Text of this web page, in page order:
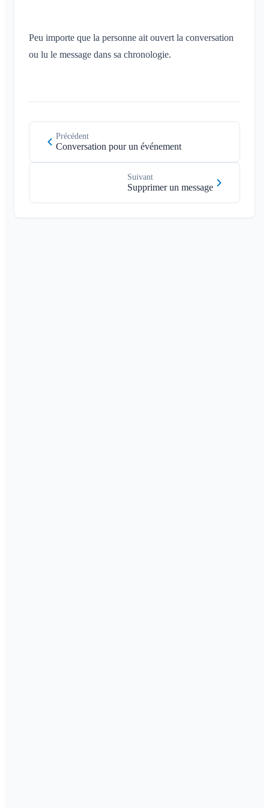
Autorisations d'accès de l'application
Fermer le compte
Admin de l'espace
Modifier le nom du Klubraum
Fermer le Klubraum
Peu importe que la personne ait ouvert la conversation
ou lu le message dans sa chronologie.
Précédent
Conversation pour un événement
Suivant
Supprimer un message